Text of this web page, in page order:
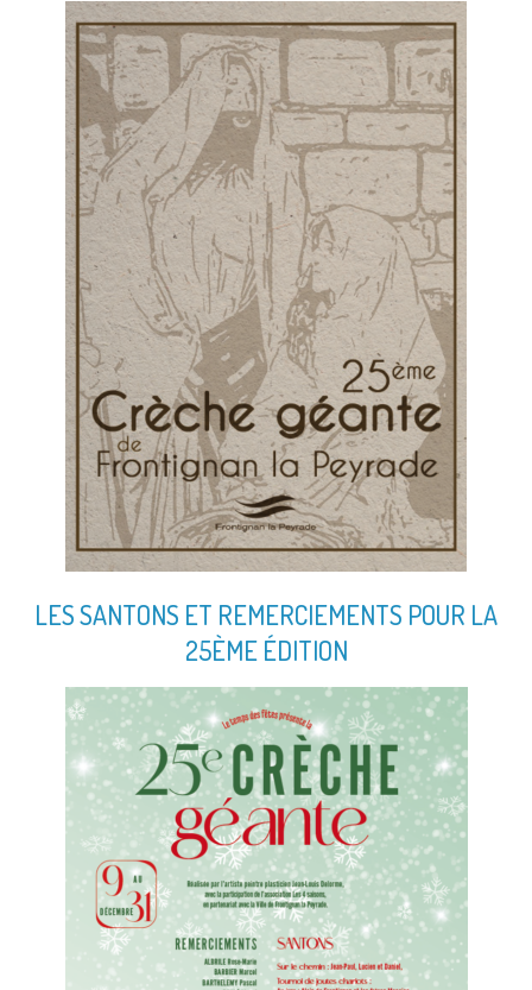
LES SANTONS ET REMERCIEMENTS POUR LA
25ÈME ÉDITION